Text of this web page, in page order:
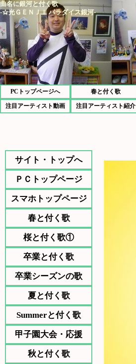
曲名に銀河と付く歌
-☆光ＧＥＮＪＩ パラダイス銀河-
PCトップページへ 春と付く歌
注目アーティスト動画 注目アーティスト紹介
サイト・トップへ
ＰＣトップページ
スマホトップページ
春と付く歌
桜と付く歌①
卒業と付く歌
卒業シーズンの歌
夏と付く歌
Summerと付く歌
甲子園大会・応援
秋と付く歌